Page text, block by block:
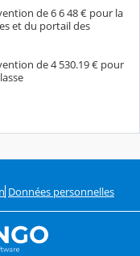
de 6 6 48 € pour la
et du portail des
de 4 530.19 € pour
Données personnelles